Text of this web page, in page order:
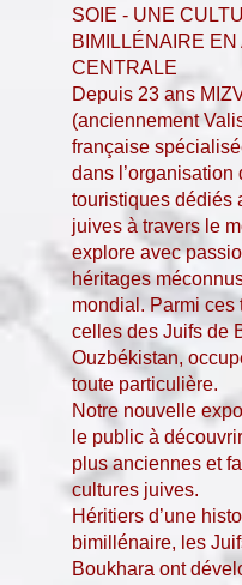
SOIE - UNE
BIMILLÉNAIRE EN
CENTRALE
Depuis 23 ans
(anciennement
française
dans l’organisation
touristiques dédiés
juives à travers le
explore avec
héritages
mondial. Parmi ces
celles des Juifs de
Ouzbékistan,
toute particulière.
Notre nouvelle
le public à
plus anciennes et
cultures juives.
Héritiers d’une
bimillénaire, les
Boukhara ont